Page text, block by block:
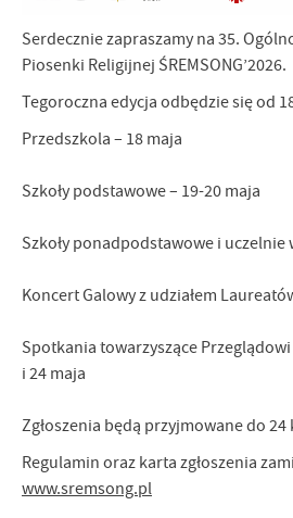
Serdecznie zapraszamy na 35.
Piosenki Religijnej ŚREMSONG’2026.
Tegoroczna edycja odbędzie się od
Przedszkola – 18 maja
Szkoły podstawowe – 19-20 maja
Szkoły ponadpodstawowe i uczelnie
Koncert Galowy z udziałem
Spotkania towarzyszące
i 24 maja
Zgłoszenia będą przyjmowane do
Regulamin oraz karta zgłoszenia
www.sremsong.pl